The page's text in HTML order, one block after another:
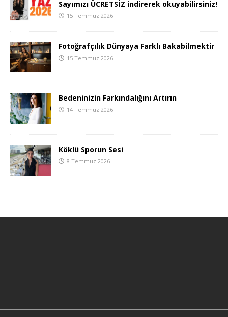
Sayımızı ÜCRETSİZ indirerek okuyabilirsiniz!
15 Temmuz 2026
Fotoğrafçılık Dünyaya Farklı Bakabilmektir
15 Temmuz 2026
Bedeninizin Farkındalığını Artırın
14 Temmuz 2026
Köklü Sporun Sesi
8 Temmuz 2026